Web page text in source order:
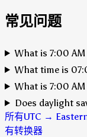
常见问题
What is 7:00 AM
What time is
What is 7:00
Does daylight
所有UTC →
有转换器